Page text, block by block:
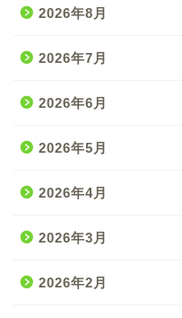
2026年8月
2026年7月
2026年6月
2026年5月
2026年4月
2026年3月
2026年2月